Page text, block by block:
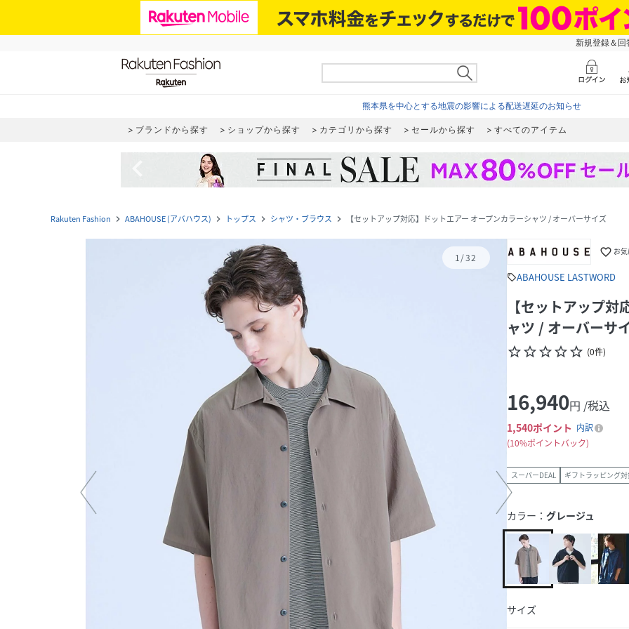
新規登録＆
熊本県を中心とする地震の影響による配送遅延のお知らせ
ブランドから探す ショップから探す カテゴリから探す セールから探す すべてのアイテム
Rakuten Fashion navigate_next ABAHOUSE (アバハウス) navigate_next トップス navigate_next シャツ・ブラウス navigate_next 【セットアップ対応】ドットエアー オープンカラーシャツ / オーバーサイズ
1/32 favorite_border お
sellABAHOUSE LASTWORD
【セットアップ
ャツ / オーバーサ
star_borderstar_borderstar_borderstar_borderstar_border (0件)
16,940円 /税込
1,540ポイント 内訳
10%ポイントバック
スーパーDEAL ギフトラッピング
カラー： グレージュ
サイズ